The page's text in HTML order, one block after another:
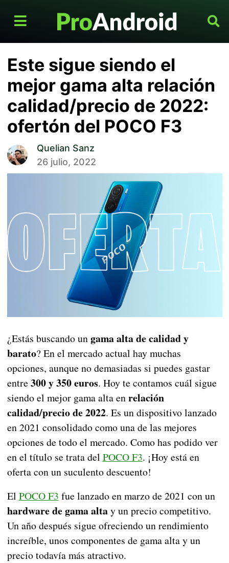
Este sigue siendo el
mejor gama alta relación
calidad/precio de 2022:
ofertón del POCO F3
Quelian Sanz
26 julio, 2022
¿Estás buscando ungama alta de calidad y
barato? En el mercado actual hay muchas
opciones, aunque no demasiadas si puedes gastar
entre 300 y 350 euros. Hoy te contamos cuál sigue
siendo el mejor gama alta enrelación
calidad/precio de 2022. Es un dispositivo lanzado
en 2021 consolidado como una de las mejores
opciones de todo el mercado. Como has podido ver
en el título se trata del POCO F3. ¡Hoy está en
oferta con un suculento descuento!
El POCO F3 fue lanzado en marzo de 2021 con un
hardware de gama altay un precio competitivo.
Un año después sigue ofreciendo un rendimiento
increíble, unos componentes de gama alta y un
precio todavía más atractivo.